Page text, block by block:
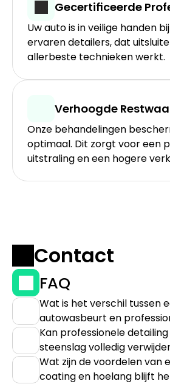
Gecertificeerde
Uw auto is in veilige handen
ervaren detailers, dat
allerbeste technieken werkt.
Verhoogde
Onze behandelingen
optimaal. Dit zorgt voor een
uitstraling en een hogere
Contact
FAQ
Wat is het verschil tussen
autowasbeurt en
Kan professionele
steenslag volledig
Wat zijn de voordelen van
coating en hoelang blijft